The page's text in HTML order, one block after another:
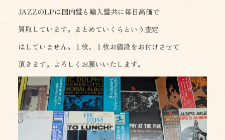
JAZZのLPは国内盤も輸入盤共に毎日高価で
買取しています。まとめていくらという査定
はしていません。１枚、１枚お値段をお付けさせて
頂きます。よろしくお願いいたします。